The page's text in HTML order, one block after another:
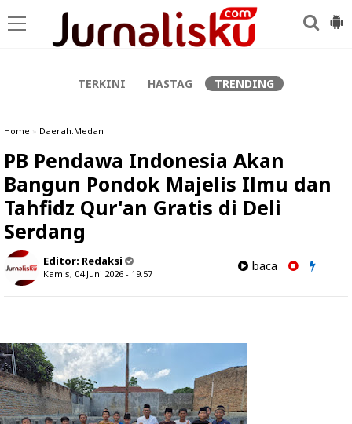
TERKINI HASTAG TRENDING
Home » Daerah.Medan
PB Pendawa Indonesia Akan
Bangun Pondok Majelis Ilmu dan
Tahfidz Qur'an Gratis di Deli
Serdang
Editor: Redaksi
Kamis, 04 Juni 2026 - 19.57
baca